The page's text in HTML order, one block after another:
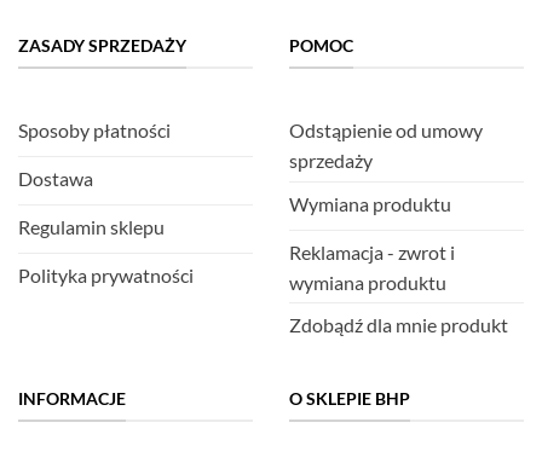
ZASADY SPRZEDAŻY
Sposoby płatności
Dostawa
Regulamin sklepu
Polityka prywatności
POMOC
Odstąpienie od umowy
sprzedaży
Wymiana produktu
Reklamacja - zwrot i
wymiana produktu
Zdobądź dla mnie produkt
INFORMACJE O SKLEPIE BHP